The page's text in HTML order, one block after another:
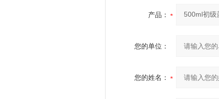
产品：
您的单位：
您的姓名：